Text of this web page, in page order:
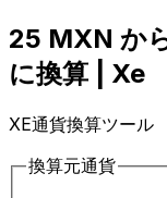
25 MXN か
に換算 | Xe
XE通貨換算ツール
換算元通貨